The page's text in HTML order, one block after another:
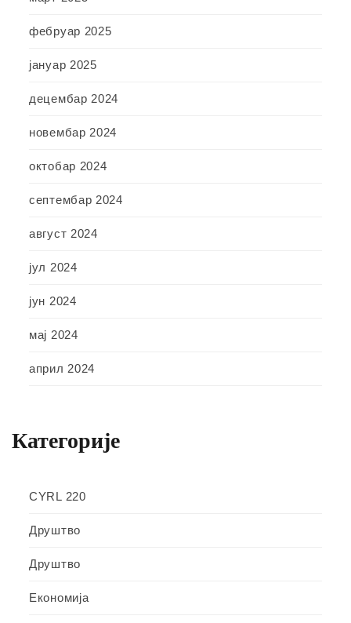
фебруар 2025
јануар 2025
децембар 2024
новембар 2024
октобар 2024
септембар 2024
август 2024
јул 2024
јун 2024
мај 2024
април 2024
Категорије
CYRL 220
Друштво
Друштво
Економија